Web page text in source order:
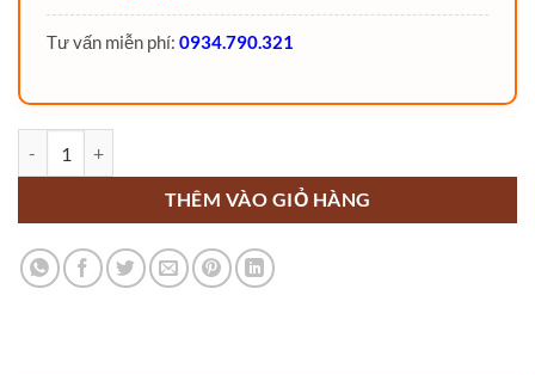
Tư vấn miễn phí: 0934.790.321
THÊM VÀO GIỎ HÀNG